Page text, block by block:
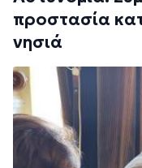
προστασία
νησιά